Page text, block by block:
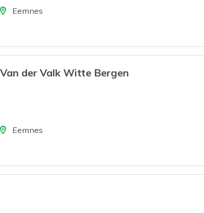
Eemnes
der Valk Witte Bergen
Eemnes